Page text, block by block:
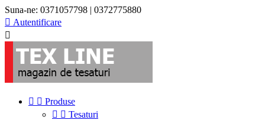
Suna-ne: 0371057798 | 0372775880
 Autentificare

  Produse
  Tesaturi